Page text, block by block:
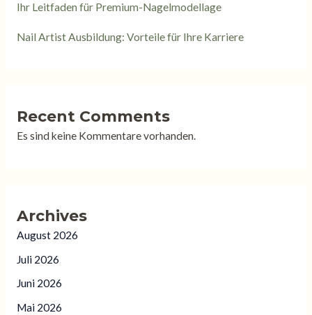
Ihr Leitfaden für Premium-Nagelmodellage
Nail Artist Ausbildung: Vorteile für Ihre Karriere
Recent Comments
Es sind keine Kommentare vorhanden.
Archives
August 2026
Juli 2026
Juni 2026
Mai 2026